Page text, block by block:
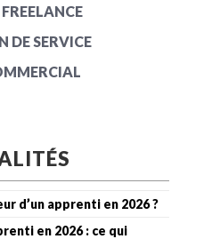
DE SERVICE
d’un apprenti en 2026 ?
en 2026 : ce qui